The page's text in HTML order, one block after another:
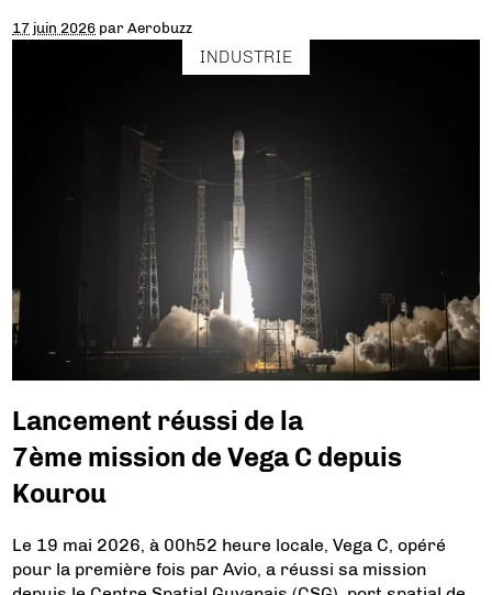
17 juin 2026 parAerobuzz
INDUSTRIE
Lancement réussi de la
7ème mission de Vega C depuis
Kourou
Le 19 mai 2026, à 00h52 heure locale, Vega C, opéré
pour la première fois par Avio, a réussi sa mission